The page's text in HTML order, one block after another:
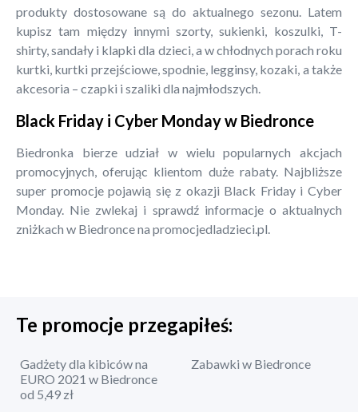
produkty dostosowane są do aktualnego sezonu. Latem
kupisz tam między innymi szorty, sukienki, koszulki, T-
shirty, sandały i klapki dla dzieci, a w chłodnych porach roku
kurtki, kurtki przejściowe, spodnie, legginsy, kozaki, a także
akcesoria – czapki i szaliki dla najmłodszych.
Black Friday i Cyber Monday w Biedronce
Biedronka bierze udział w wielu popularnych akcjach
promocyjnych, oferując klientom duże rabaty. Najbliższe
super promocje pojawią się z okazji Black Friday i Cyber
Monday. Nie zwlekaj i sprawdź informacje o aktualnych
zniżkach w Biedronce na promocjedladzieci.pl.
Te promocje przegapiłeś:
Gadżety dla kibiców na
EURO 2021 w Biedronce
od 5,49 zł
Zabawki w Biedronce